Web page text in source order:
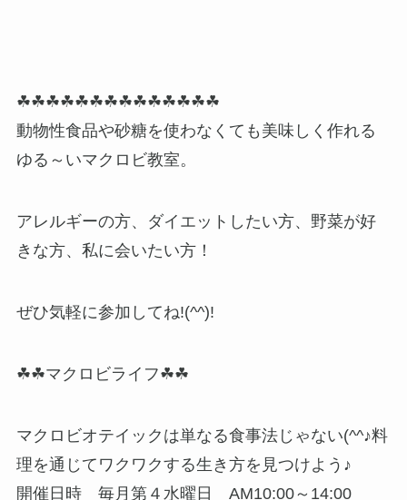
☘☘☘☘☘☘☘☘☘☘☘☘☘☘
動物性食品や砂糖を使わなくても美味しく作れる
ゆる～いマクロビ教室。
アレルギーの方、ダイエットしたい方、野菜が好
きな方、私に会いたい方！
ぜひ気軽に参加してね!(^^)!
☘☘マクロビライフ☘☘
マクロビオテイックは単なる食事法じゃない(^^♪料
理を通じてワクワクする生き方を見つけよう♪
開催日時 毎月第４水曜日 AM10:00～14:00